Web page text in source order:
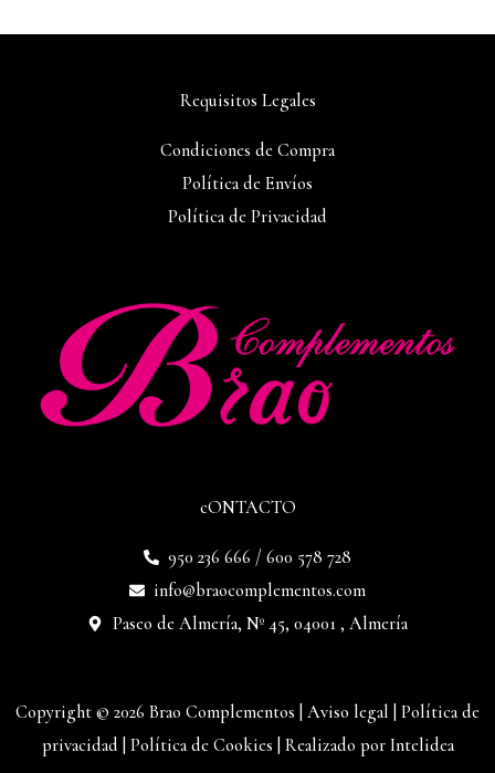
cONTACTO
950 236 666 / 600 578 728
info@braocomplementos.com
Paseo de Almería, Nº 45, 04001 , Almería
Requisitos Legales
Condiciones de Compra
Política de Envíos
Política de Privacidad
Copyright © 2026 Brao Complementos | Aviso legal Política de
privacidad Política de Cookies Realizado por Intelidea